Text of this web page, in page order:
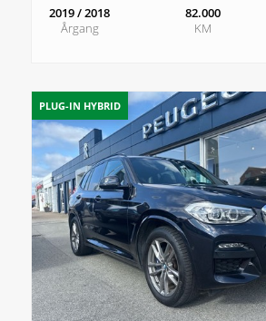
2019 / 2018
Årgang
82.000
KM
PLUG-IN HYBRID